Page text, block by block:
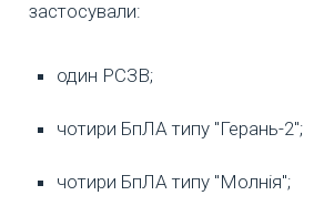
застосували:
один РСЗВ;
чотири БпЛА типу "Герань-2";
чотири БпЛА типу "Молнія";